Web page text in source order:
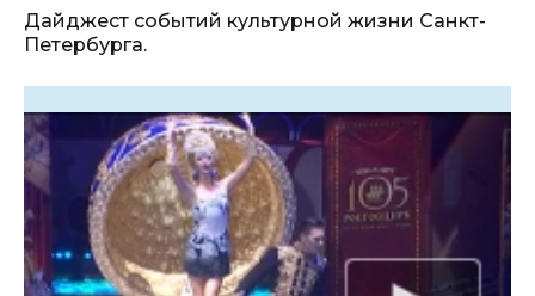
Дайджест событий культурной жизни Санкт-
Петербурга.